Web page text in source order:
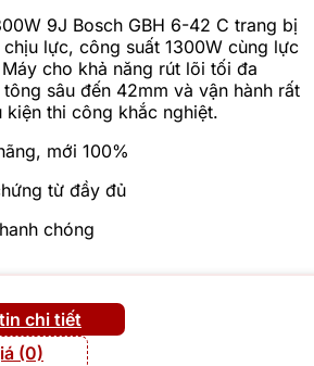
9J Bosch GBH 6-42 C trang bị
lực, công suất 1300W cùng lực
cho khả năng rút lõi tối đa
sâu đến 42mm và vận hành rất
kiện thi công khắc nghiệt.
mới 100%
từ đầy đủ
chóng
chi tiết
(0)